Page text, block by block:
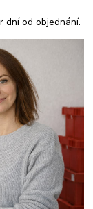
dní od objednání.